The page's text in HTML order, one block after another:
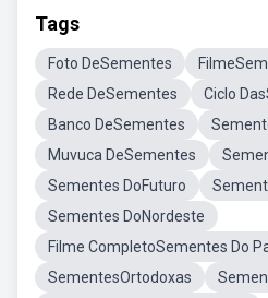
Tags
Foto DeSementes
Rede DeSementes
Ciclo
Banco DeSementes
Muvuca DeSementes
Sementes DoFuturo
Sementes DoNordeste
Filme CompletoSementes Do
SementesOrtodoxas